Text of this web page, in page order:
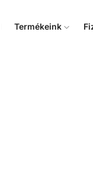
Termékeink